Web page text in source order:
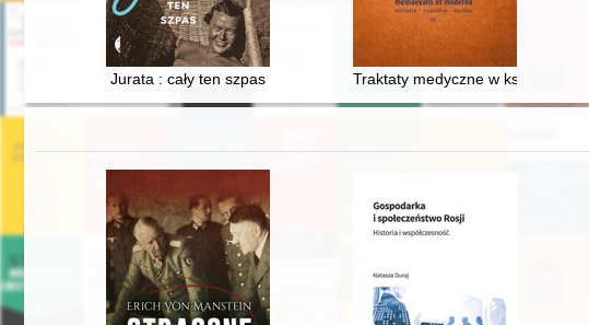
Jurata : cały ten szpas Traktaty medyczne w